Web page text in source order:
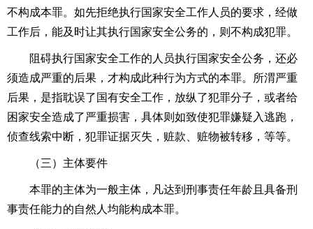
不构成本罪。如先拒绝执行国家安全工作人员的要求，经做
工作后，能及时让其执行国家安全公务的，则不构成犯罪。
阻碍执行国家安全工作的人员执行国家安全公务，还必
须造成严重的后果，才构成此种行为方式的本罪。所渭严重
后果，是指耽误了国有安全工作，放纵了犯罪分子，或者给
困家安全造成了严重损害，具体则如致使犯罪嫌疑入逃跑，
侦查线索中断，犯罪证据灭失，赃款、赃物被转移，等等。
（三）主体要件
本罪的主体为一般主体，凡达到 刑事责任年龄 且具备刑
事责任能力的自然人均能构成本罪。